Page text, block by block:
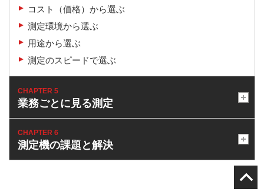
コスト（価格）から選ぶ
測定環境から選ぶ
用途から選ぶ
測定のスピードで選ぶ
CHAPTER 5
業務ごとに見る測定
CHAPTER 6
測定機の課題と解決